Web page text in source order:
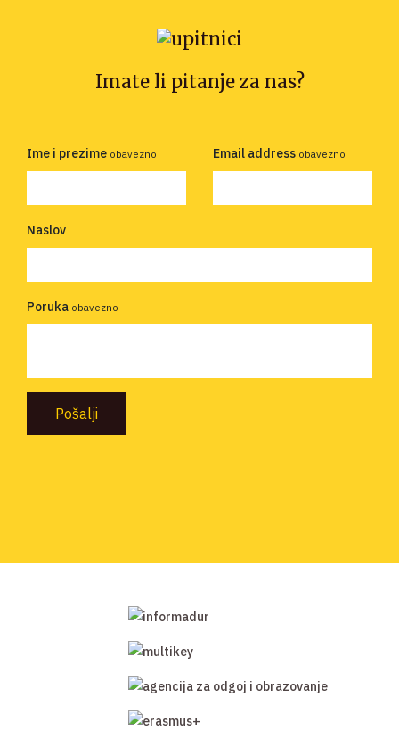
Imate li pitanje za nas?
Ime i prezime obavezno Email address obavezno
Naslov
Poruka obavezno
Pošalji